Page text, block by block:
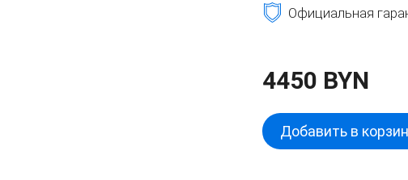
Официальная
4450 BYN
Добавить в